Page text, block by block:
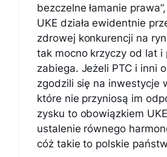
bezczelne łamanie
UKE działa ewidentnie
zdrowej konkurencji na
tak mocno krzyczy od lat i
zabiega. Jeżeli PTC i inni
zgodzili się na inwestycje
które nie przyniosą im
zysku to obowiązkiem
ustalenie równego
cóż takie to polskie